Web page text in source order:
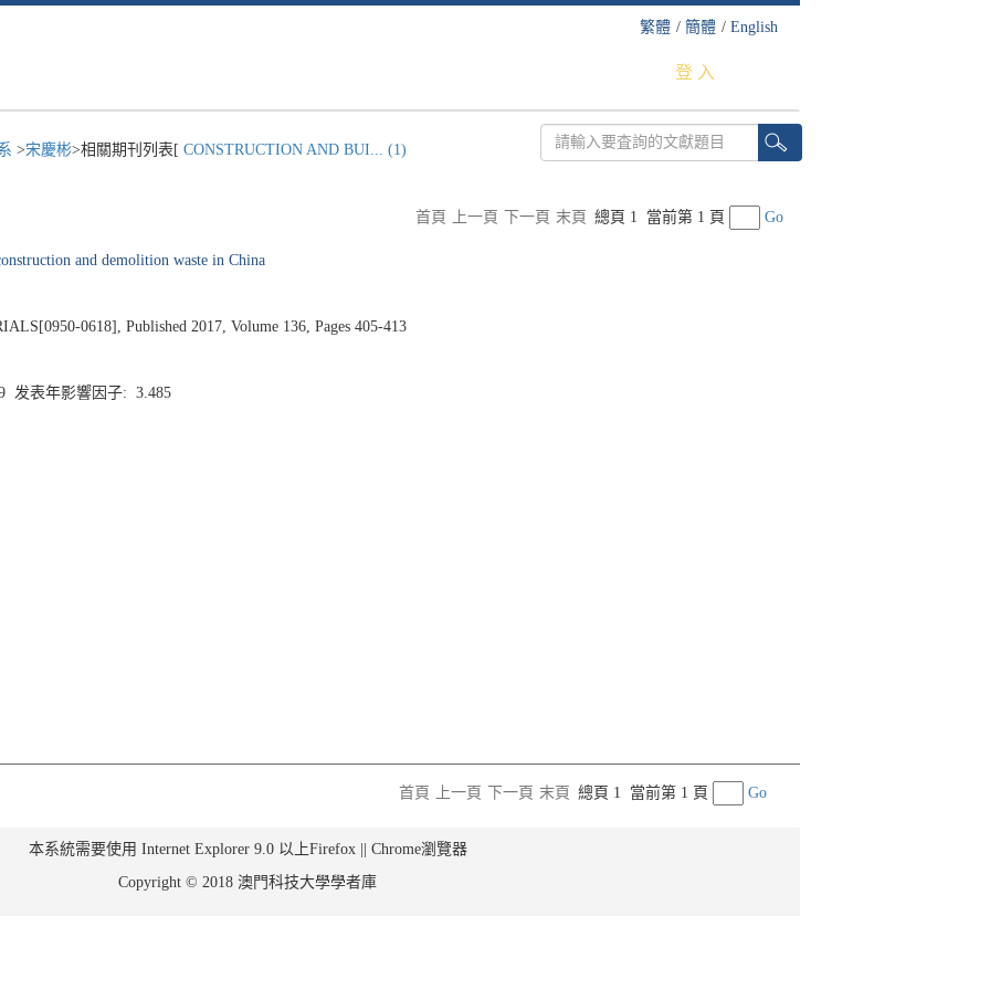
繁體 / 簡體 / English
登 入
>宋慶彬>相關期刊列表[ CONSTRUCTION AND BUI... (1)
首頁 上一頁 下一頁 末頁 總頁 1 當前第 1 頁 Go
and demolition waste in China
0618], Published 2017, Volume 136, Pages 405-413
发表年影響因子: 3.485
首頁 上一頁 下一頁 末頁 總頁 1 當前第 1 頁 Go
本系統需要使用 Internet Explorer 9.0 以上Firefox || Chrome瀏覽器
Copyright © 2018 澳門科技大學學者庫